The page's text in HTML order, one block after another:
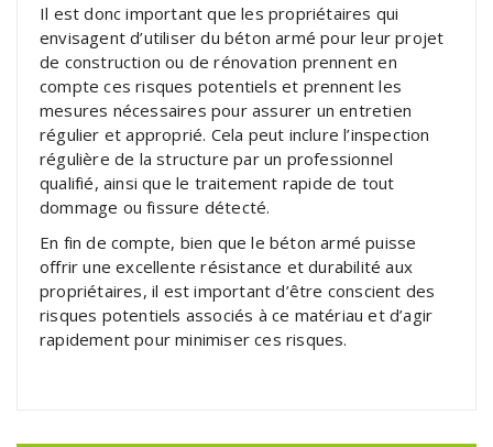
Il est donc important que les propriétaires qui
envisagent d’utiliser du béton armé pour leur projet
de construction ou de rénovation prennent en
compte ces risques potentiels et prennent les
mesures nécessaires pour assurer un entretien
régulier et approprié. Cela peut inclure l’inspection
régulière de la structure par un professionnel
qualifié, ainsi que le traitement rapide de tout
dommage ou fissure détecté.
En fin de compte, bien que le béton armé puisse
offrir une excellente résistance et durabilité aux
propriétaires, il est important d’être conscient des
risques potentiels associés à ce matériau et d’agir
rapidement pour minimiser ces risques.